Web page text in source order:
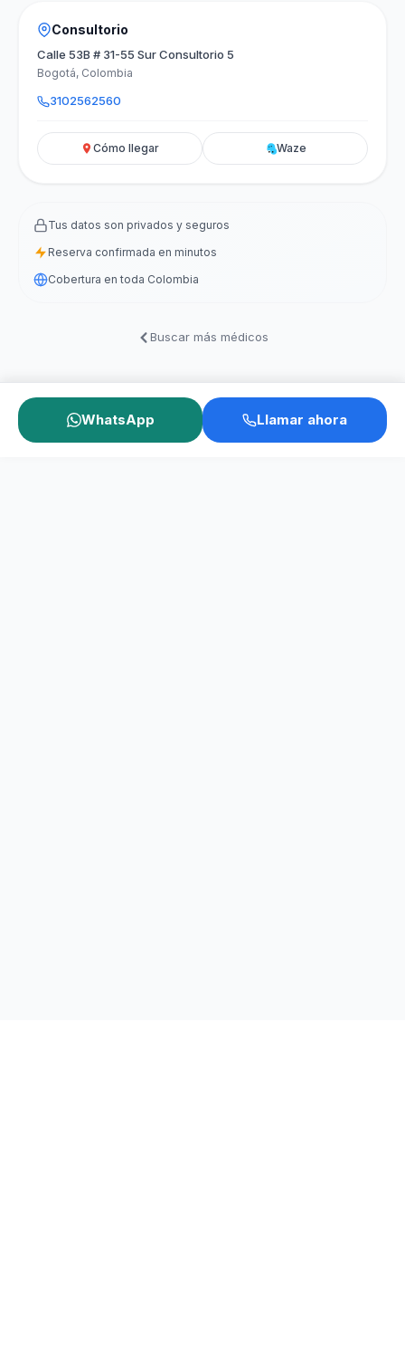
Consultorio
Calle 53B # 31-55 Sur Consultorio 5
Bogotá, Colombia
3102562560
Cómo llegar Waze
Tus datos son privados y seguros
Reserva confirmada en minutos
Cobertura en toda Colombia
Buscar más médicos
WhatsApp Llamar ahora